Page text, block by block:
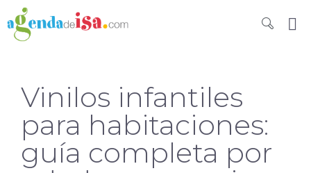
Vinilos infantiles
para habitaciones:
guía completa por